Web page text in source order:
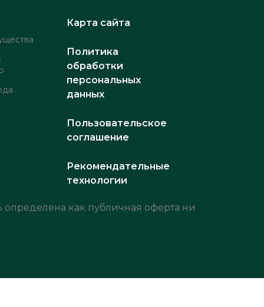
Карта сайта
Политика
обработки
персональных
данных
Пользовательское
соглашение
Рекомендательные
технологии
как публичная оферта ни